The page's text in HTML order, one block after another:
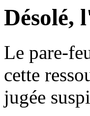
Désolé,
Le pare-
cette
jugée